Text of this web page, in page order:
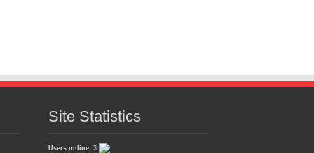
Site Statistics
Users online: 3